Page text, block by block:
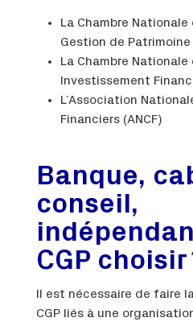
La Chambre Nationale
Gestion de Patrimoine
La Chambre Nationale
Investissement
L’Association
Financiers (ANCF)
Banque,
conseil,
CGP choisir
Il est nécessaire de faire
CGP liés à une